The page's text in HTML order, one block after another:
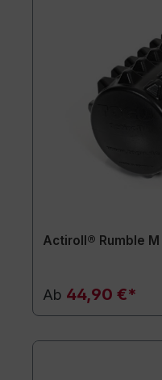
Actiroll® Rumble M
Ab 44,90 €*